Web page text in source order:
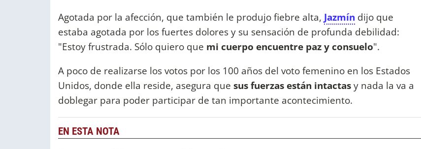
Agotada por la afección, que también le produjo fiebre alta, Jazmín dijo que
estaba agotada por los fuertes dolores y su sensación de profunda debilidad:
"Estoy frustrada. Sólo quiero que mi cuerpo encuentre paz y consuelo".
A poco de realizarse los votos por los 100 años del voto femenino en los Estados
Unidos, donde ella reside, asegura que sus fuerzas están intactasy nada la va a
doblegar para poder participar de tan importante acontecimiento.
EN ESTA NOTA